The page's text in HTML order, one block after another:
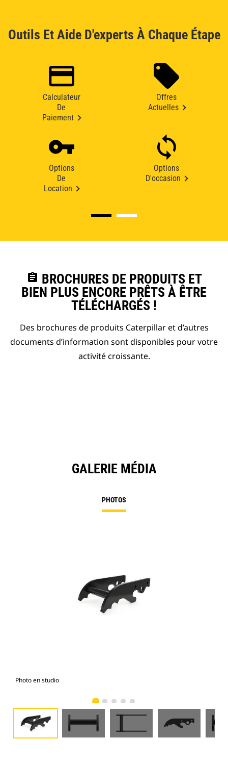
Outils Et Aide D'experts À Chaque Étape
Calculateur
De
Paiement
Offres
Actuelles
Options
De
Location
Options
D'occasion
assignment BROCHURES DE PRODUITS ET
BIEN PLUS ENCORE PRÊTS À ÊTRE
TÉLÉCHARGÉS !
Des brochures de produits Caterpillar et d’autres
documents d’information sont disponibles pour votre
activité croissante.
GALERIE MÉDIA
PHOTOS
Photo en studio